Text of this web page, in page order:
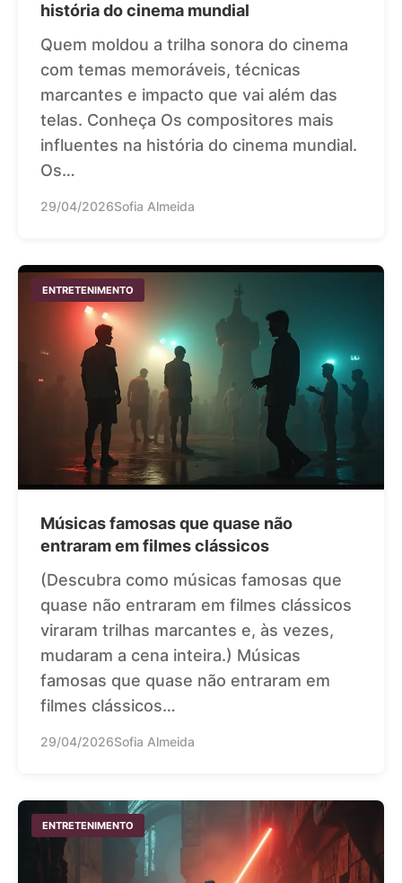
história do cinema mundial
Quem moldou a trilha sonora do cinema
com temas memoráveis, técnicas
marcantes e impacto que vai além das
telas. Conheça Os compositores mais
influentes na história do cinema mundial.
Os…
29/04/2026Sofia Almeida
ENTRETENIMENTO
Músicas famosas que quase não
entraram em filmes clássicos
(Descubra como músicas famosas que
quase não entraram em filmes clássicos
viraram trilhas marcantes e, às vezes,
mudaram a cena inteira.) Músicas
famosas que quase não entraram em
filmes clássicos…
29/04/2026Sofia Almeida
ENTRETENIMENTO